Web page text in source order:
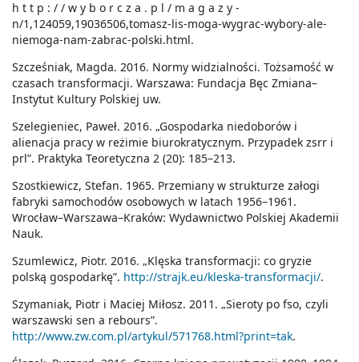
h t t p : / / w y b o r c z a . p l / m a g a z y -
n/1,124059,19036506,tomasz-lis-moga-wygrac-wybory-ale-
niemoga-nam-zabrac-polski.html.
Szcześniak, Magda. 2016. Normy widzialności. Tożsamość w
czasach transformacji. Warszawa: Fundacja Bęc Zmiana–
Instytut Kultury Polskiej uw.
Szelegieniec, Paweł. 2016. „Gospodarka niedoborów i
alienacja pracy w reżimie biurokratycznym. Przypadek zsrr i
prl”. Praktyka Teoretyczna 2 (20): 185–213.
Szostkiewicz, Stefan. 1965. Przemiany w strukturze załogi
fabryki samochodów osobowych w latach 1956–1961.
Wrocław–Warszawa–Kraków: Wydawnictwo Polskiej Akademii
Nauk.
Szumlewicz, Piotr. 2016. „Klęska transformacji: co gryzie
polską gospodarkę”. http://strajk.eu/kleska-transformacji/.
Szymaniak, Piotr i Maciej Miłosz. 2011. „Sieroty po fso, czyli
warszawski sen a rebours”.
http://www.zw.com.pl/artykul/571768.html?print=tak.